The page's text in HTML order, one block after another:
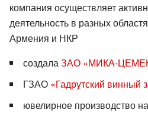
компания осуществляет
деятельность в разных
Армения и НКР
создалаЗАО «МИКА-
ГЗАО «Гадрутский винный
ювелирное производство на